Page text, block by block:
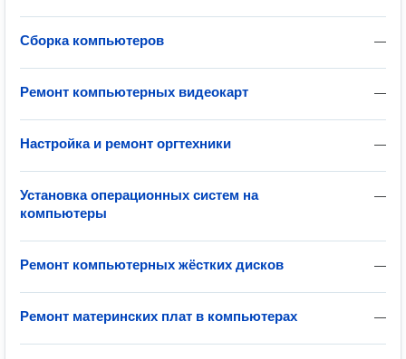
—
Сборка компьютеров
—
Ремонт компьютерных видеокарт
—
Настройка и ремонт оргтехники
—
Установка операционных систем на
компьютеры
—
Ремонт компьютерных жёстких дисков
—
Ремонт материнских плат в компьютерах